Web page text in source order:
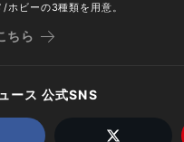
ホビーの3種類を用意。
ちら
ース 公式SNS